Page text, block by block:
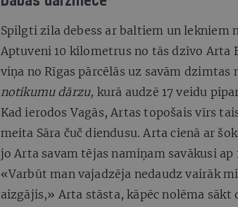
Spilgti zila debess ar baltiem un lekniem
Aptuveni 10 kilometrus no tās dzīvo Arta
viņa no Rīgas pārcēlās uz savām
notikumu dārzu, kurā audzē 17 veidu
Kad ierodos Vagās, Artas topošais vīrs
meita Sāra čuč diendusu. Arta cienā ar
jo Arta savam tējas namiņam savākusi ap
«Varbūt man vajadzēja nedaudz vairāk
aizgājis,» Arta stāsta, kāpēc nolēma